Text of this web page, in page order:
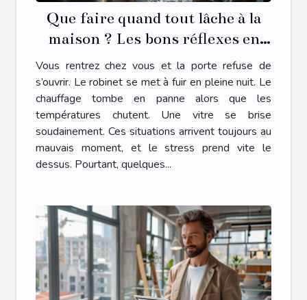
Que faire quand tout lâche à la
maison ? Les bons réflexes en
cas d’urgence plomberie,
serrurerie, chauffage ou vitrerie
Vous rentrez chez vous et la porte refuse de
s’ouvrir. Le robinet se met à fuir en pleine nuit. Le
chauffage tombe en panne alors que les
températures chutent. Une vitre se brise
soudainement. Ces situations arrivent toujours au
mauvais moment, et le stress prend vite le
dessus. Pourtant, quelques...